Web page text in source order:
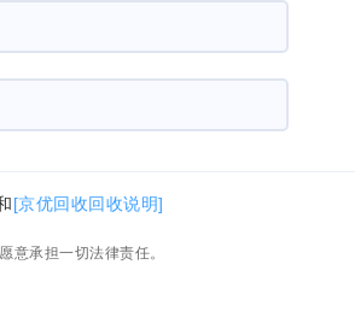
[京优回收回收说明]
意承担一切法律责任。